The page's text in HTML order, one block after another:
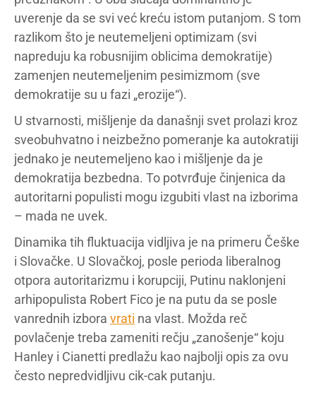
uverenje da se svi već kreću istom putanjom. S tom
razlikom što je neutemeljeni optimizam (svi
napreduju ka robusnijim oblicima demokratije)
zamenjen neutemeljenim pesimizmom (sve
demokratije su u fazi „erozije“).
U stvarnosti, mišljenje da današnji svet prolazi kroz
sveobuhvatno i neizbežno pomeranje ka autokratiji
jednako je neutemeljeno kao i mišljenje da je
demokratija bezbedna. To potvrđuje činjenica da
autoritarni populisti mogu izgubiti vlast na izborima
– mada ne uvek.
Dinamika tih fluktuacija vidljiva je na primeru Češke
i Slovačke. U Slovačkoj, posle perioda liberalnog
otpora autoritarizmu i korupciji, Putinu naklonjeni
arhipopulista Robert Fico je na putu da se posle
vanrednih izbora vrati na vlast. Možda reč
povlačenje treba zameniti rečju „zanošenje“ koju
Hanley i Cianetti predlažu kao najbolji opis za ovu
često nepredvidljivu cik-cak putanju.